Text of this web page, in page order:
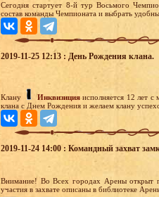
Сегодня стартует 8-й тур Восьмого
состав команды Чемпионата и выбрать
2019-11-25 12:13 : День Рождения клана.
Клану Инквизицияисполняется 12 лет с
клана с Днем Рождения и желаем клану
2019-11-24 14:00 : Командный захват
Внимание! Во Всех городах Арены открыт
участия в захвате описаны в библиотеке